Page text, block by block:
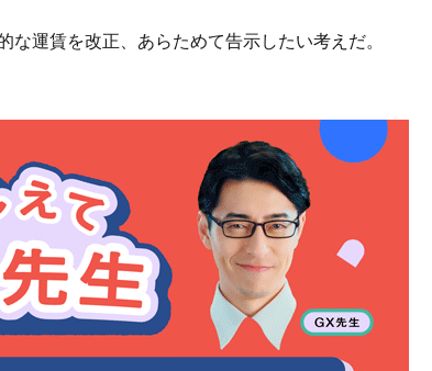
運賃を改正、あらためて告示したい考えだ。